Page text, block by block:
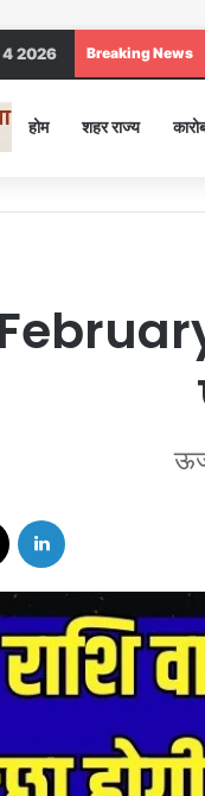
4 2026 Breaking News
होम शहर राज्य